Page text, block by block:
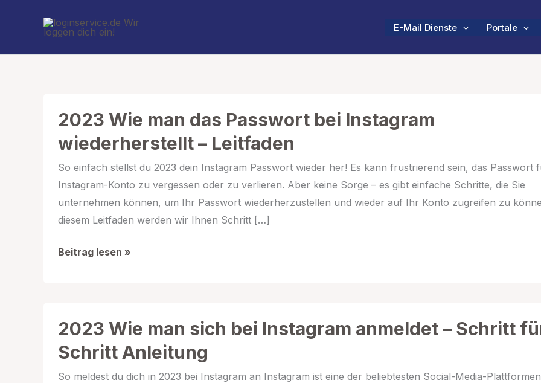
E-Mail Dienste Portale
2023 Wie man das Passwort bei Instagram
wiederherstellt – Leitfaden
So einfach stellst du 2023 dein Instagram Passwort wieder her! Es kann frustrierend sein, das Passwort
Instagram-Konto zu vergessen oder zu verlieren. Aber keine Sorge – es gibt einfache Schritte, die Sie
unternehmen können, um Ihr Passwort wiederherzustellen und wieder auf Ihr Konto zugreifen zu
diesem Leitfaden werden wir Ihnen Schritt […]
2023
Passwort
bei
Instagram
wiederherstellt
Beitrag lesen »
2023 Wie man sich bei Instagram anmeldet – Schritt
Schritt Anleitung
So meldest du dich in 2023 bei Instagram an Instagram ist eine der beliebtesten Social-Media-